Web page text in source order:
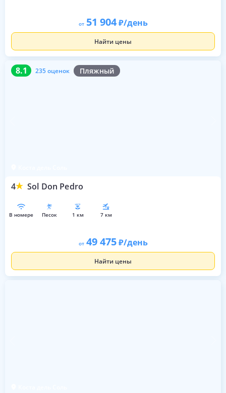
от 51 904 /день
Найти цены
8.1 235 оценок Пляжный
4 Sol Don Pedro
8.1 235 оценок
в номере песок 1 км 7 км
от 49 475 /день
Найти цены